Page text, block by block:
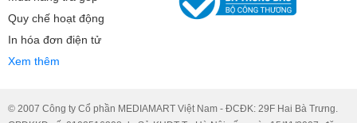
Quy chế hoạt động
In hóa đơn điện tử
Xem thêm
© 2007 Công ty Cổ phần MEDIAMART Việt Nam - ĐCĐK: 29F Hai Bà Trưng.